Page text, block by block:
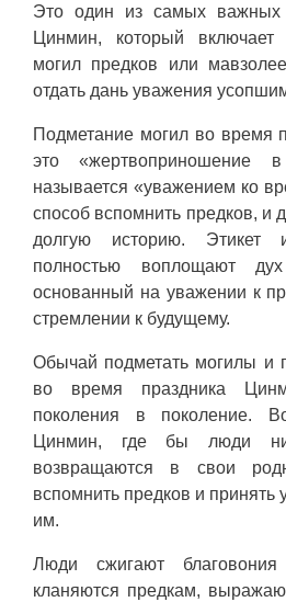
Это один из самых важных
Цинмин, который
могил предков или
отдать дань уважения
Подметание могил во время
это «жертвоприношение
называется «уважением ко
способ вспомнить предков, и
долгую историю.
полностью воплощают
основанный на уважении к
стремлении к будущему.
Обычай подметать могилы и
во время праздника
поколения в поколение.
Цинмин, где бы люди ни
возвращаются в свои
вспомнить предков и принять
им.
Люди сжигают
кланяются предкам,